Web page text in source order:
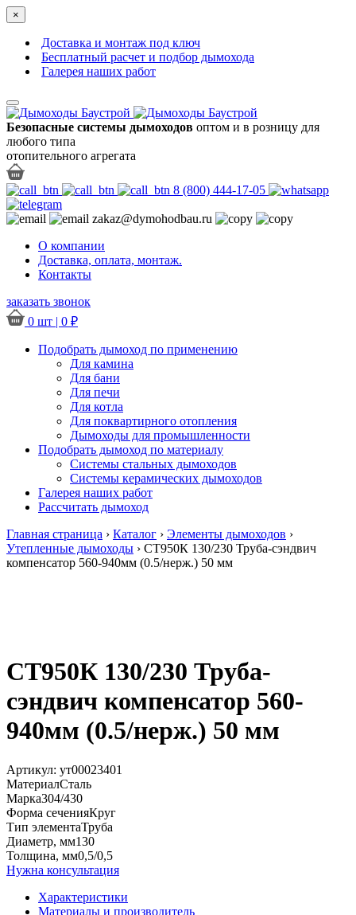
×
Доставка и монтаж под ключ
Бесплатный расчет и подбор дымохода
Галерея наших работ
Безопасные системы дымоходов оптом и в розницу для
любого типа
отопительного агрегата
8 (800) 444-17-05
zakaz@dymohodbau.ru
О компании
Доставка, оплата, монтаж.
Контакты
заказать звонок
0 шт | 0 ₽
Подобрать дымоход по применению
Для камина
Для бани
Для печи
Для котла
Для поквартирного отопления
Дымоходы для промышленности
Подобрать дымоход по материалу
Системы стальных дымоходов
Системы керамических дымоходов
Галерея наших работ
Рассчитать дымоход
Главная страница › Каталог › Элементы дымоходов ›
Утепленные дымоходы › СТ950К 130/230 Труба-сэндвич
компенсатор 560-940мм (0.5/нерж.) 50 мм
СТ950К 130/230 Труба-
сэндвич компенсатор 560-
940мм (0.5/нерж.) 50 мм
Артикул: ут00023401
МатериалСталь
Марка304/430
Форма сеченияКруг
Тип элементаТруба
Диаметр, мм130
Толщина, мм0,5/0,5
Нужна консультация
Характеристики
Материалы и производитель